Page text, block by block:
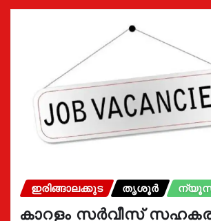
ഇരിങ്ങാലക്കുട തൃശൂർ
കാറളം സർവീസ്